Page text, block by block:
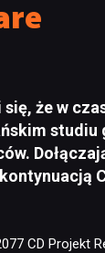
się, że w
studiu
CD Projekt